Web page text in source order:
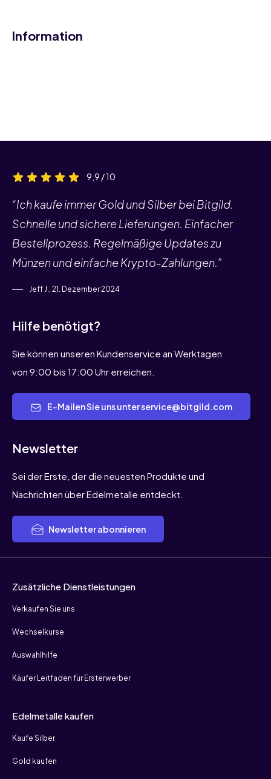
Information
9,9 / 10
“Ich kaufe immer Gold und Silber bei Bitgild.
Schnelle und sichere Lieferungen. Einfacher
Bestellprozess. Regelmäßige Updates zu
Münzen und einfache Krypto-Zahlungen.”
Jeff J., 21. Dezember 2024
Hilfe benötigt?
Sie können unseren Kundenservice an Werktagen
von 9:00 bis 17:00 Uhr erreichen.
E-Mailen Sie uns unter service@bitgild.com
Newsletter
Sei der Erste, der die neuesten Produkte und
Nachrichten über Edelmetalle entdeckt.
Newsletter abonnieren
Zusätzliche Dienstleistungen
Verkaufen Sie uns
Wechselkurse
Auswahlhilfe
Käufer Leitfaden für Ersterwerber
Edelmetalle kaufen
Kaufe Silber
Gold kaufen